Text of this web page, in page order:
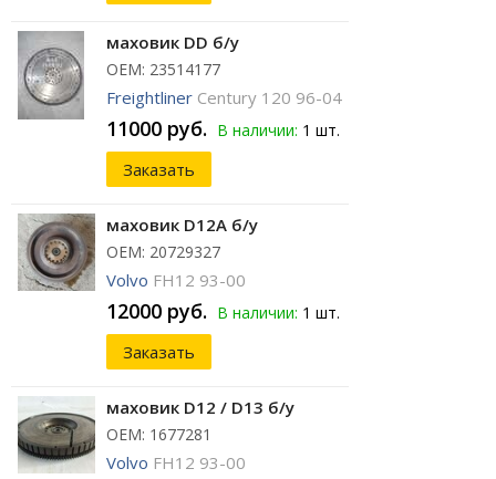
маховик DD б/у
ОЕМ: 23514177
Freightliner Century 120 96-04
11000 руб. В наличии: 1 шт.
Заказать
маховик D12A б/у
ОЕМ: 20729327
Volvo FH12 93-00
12000 руб. В наличии: 1 шт.
Заказать
маховик D12 / D13 б/у
ОЕМ: 1677281
Volvo FH12 93-00